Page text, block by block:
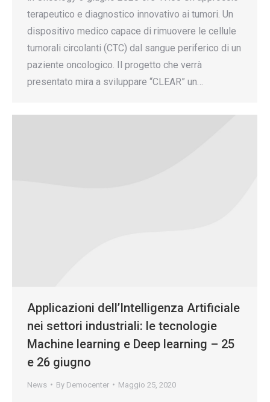
terapeutico e diagnostico innovativo ai tumori. Un
dispositivo medico capace di rimuovere le cellule
tumorali circolanti (CTC) dal sangue periferico di un
paziente oncologico. Il progetto che verrà
presentato mira a sviluppare “CLEAR” un…
Applicazioni dell’Intelligenza Artificiale
nei settori industriali: le tecnologie
Machine learning e Deep learning – 25
e 26 giugno
News By Democenter Maggio 25, 2020